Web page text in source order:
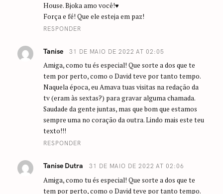
House. Bjoka amo você!♥️
Força e fé! Que ele esteja em paz!
RESPONDER
Tanise 31 DE MAIO DE 2022 AT 02:05
Amiga, como tu és especial! Que sorte a dos que te
tem por perto, como o David teve por tanto tempo.
Naquela época, eu Amava tuas visitas na redação da
tv (eram às sextas?) para gravar alguma chamada.
Saudade da gente juntas, mas que bom que estamos
sempre uma no coração da outra. Lindo mais este teu
texto!!!
RESPONDER
Tanise Dutra 31 DE MAIO DE 2022 AT 02:06
Amiga, como tu és especial! Que sorte a dos que te
tem por perto, como o David teve por tanto tempo.